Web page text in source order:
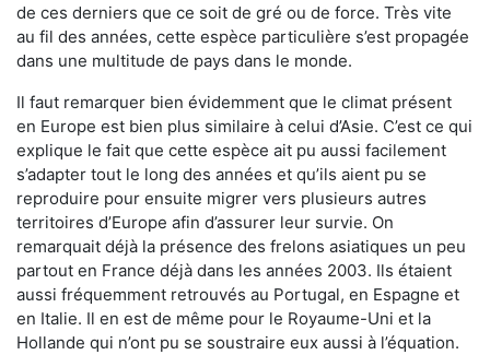
de ces derniers que ce soit de gré ou de force. Très vite
au fil des années, cette espèce particulière s’est propagée
dans une multitude de pays dans le monde.
Il faut remarquer bien évidemment que le climat présent
en Europe est bien plus similaire à celui d’Asie. C’est ce qui
explique le fait que cette espèce ait pu aussi facilement
s’adapter tout le long des années et qu’ils aient pu se
reproduire pour ensuite migrer vers plusieurs autres
territoires d’Europe afin d’assurer leur survie. On
remarquait déjà la présence des frelons asiatiques un peu
partout en France déjà dans les années 2003. Ils étaient
aussi fréquemment retrouvés au Portugal, en Espagne et
en Italie. Il en est de même pour le Royaume-Uni et la
Hollande qui n’ont pu se soustraire eux aussi à l’équation.